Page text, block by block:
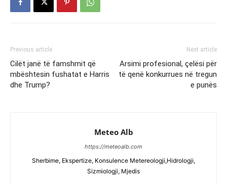
Previous article
Cilët janë të famshmit që
mbështesin fushatat e Harris
dhe Trump?
Next article
Arsimi profesional, çelësi për
të qenë konkurrues në tregun
e punës
Meteo Alb
https://meteoalb.com
Sherbime, Ekspertize, Konsulence Metereologji,Hidrologji,
Sizmiologji, Mjedis